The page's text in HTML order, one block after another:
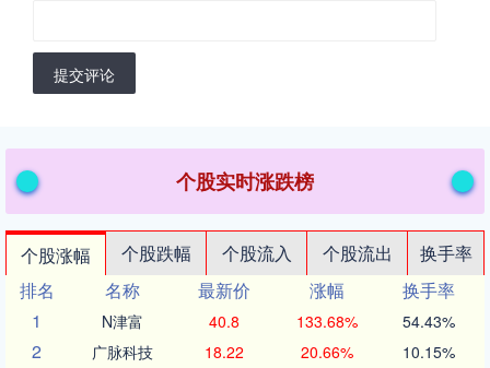
提交评论
个股实时涨跌榜
个股涨幅 个股跌幅 个股流入 个股流出
换手率
排名
名称 最新价 涨幅
换手率
1
N津富 40.8 133.68% 54.43%
2 广脉科技 18.22 20.66% 10.15%